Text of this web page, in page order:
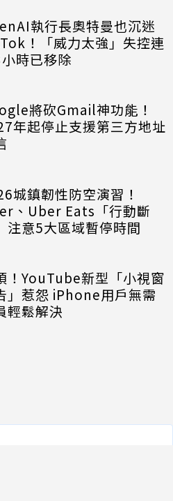
執行長奧特曼也沉迷
！「威力太強」失控連
時已移除
將砍Gmail神功能！
年起停止支援第三方地址
城鎮韌性防空演習！
、Uber Eats「行動斷
注意5大區域暫停時間
！YouTube新型「小視窗
」惹怨 iPhone用戶無需
輕鬆解決